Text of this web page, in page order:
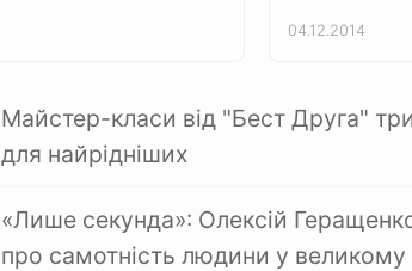
04.12.2014
Майстер-класи від "Бест Друга"
для найрідніших
«Лише секунда»: Олексій
про самотність людини у великому